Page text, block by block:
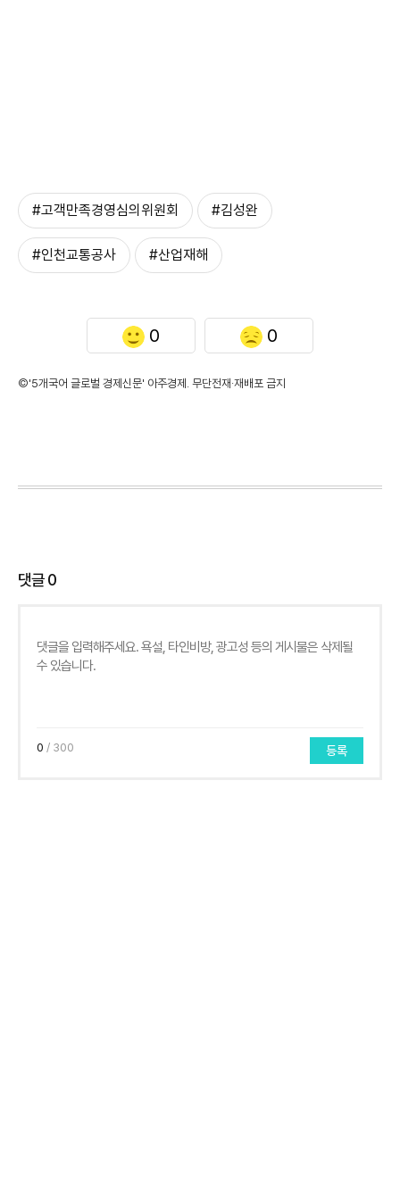
#고객만족경영심의위원회 #김성완
#인천교통공사 #산업재해
0 0
©'5개국어 글로벌 경제신문' 아주경제. 무단전재·재배포 금지
댓글0
0 / 300 등록